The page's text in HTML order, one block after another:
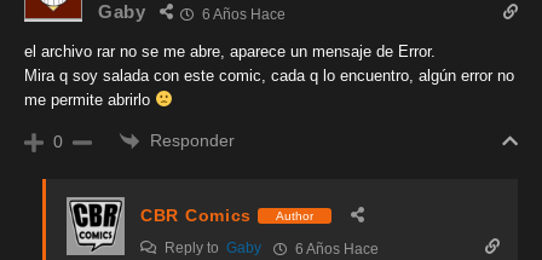
Gaby 6 Años Hace
el archivo rar no se me abre, aparece un mensaje de Error.
Mira q soy salada con este comic, cada q lo encuentro, algún error no
me permite abrirlo
0 Responder
CBR Comics Author
Reply to Gaby 6 Años Hace